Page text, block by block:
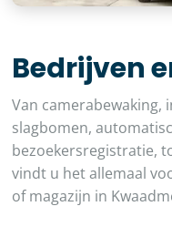
Bedrijven
Van camerabewaking,
slagbomen,
bezoekersregistratie,
vindt u het allemaal
of magazijn in